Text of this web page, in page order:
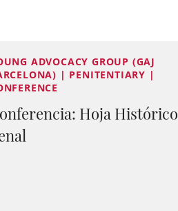
ADVOCACY GROUP (GAJ
| PENITENTIARY |
Hoja Histórico